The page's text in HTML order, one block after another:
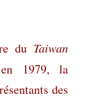
du Taiwan
1979, la
des